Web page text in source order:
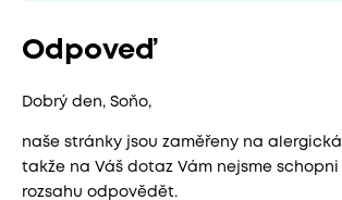
Odpoveď
Dobrý den, Soňo,
naše stránky jsou zaměřeny na
takže na Váš dotaz Vám nejsme
rozsahu odpovědět.